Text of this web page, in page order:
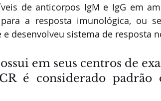
de anticorpos IgM e IgG em
a resposta imunológica, ou
desenvolveu sistema de resposta
em seus centros de
é considerado padrão